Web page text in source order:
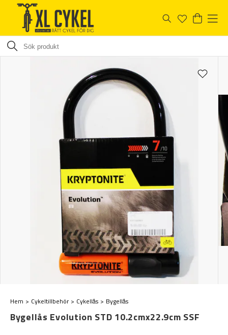
Hem Cykeltillbehör Cykellås Bygellås
Bygellås Evolution STD 10.2cmx22.9cm SSF